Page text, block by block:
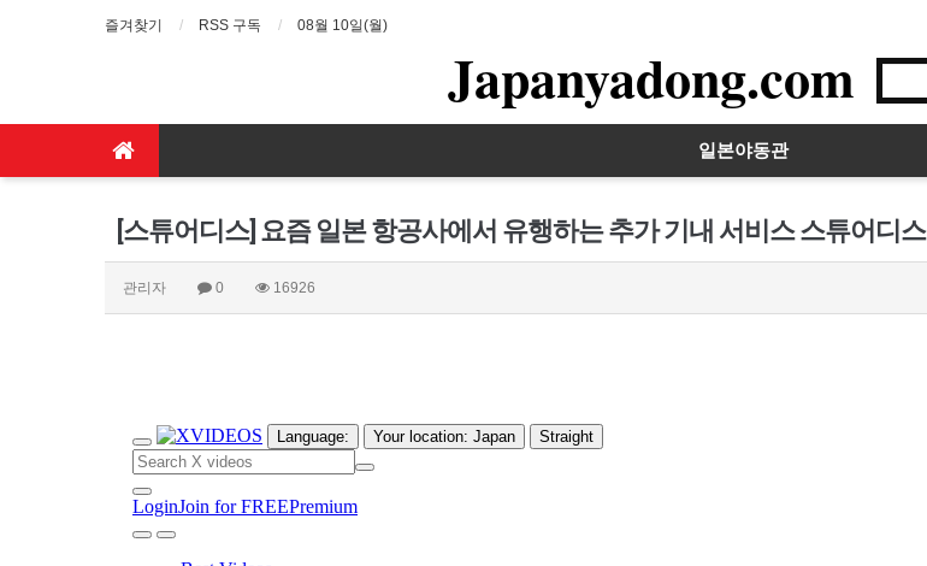
즐겨찾기 RSS 구독 08월 10일(월)
Japanyadong.com
일본야동관
[스튜어디스] 요즘 일본 항공사에서 유행하는 추가 기내 서비스 스튜어디스
관리자 0 16926